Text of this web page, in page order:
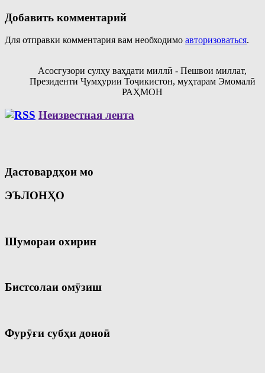
Добавить комментарий
Для отправки комментария вам необходимо авторизоваться.
Асосгузори сулҳу ваҳдати миллӣ - Пешвои миллат,
Президенти Ҷумҳурии Тоҷикистон, муҳтарам Эмомалӣ
РАҲМОН
Неизвестная лента
Дастовардҳои мо
ЭЪЛОНҲО
Шумораи охирин
Бистсолаи омӯзиш
Фурӯғи субҳи доноӣ